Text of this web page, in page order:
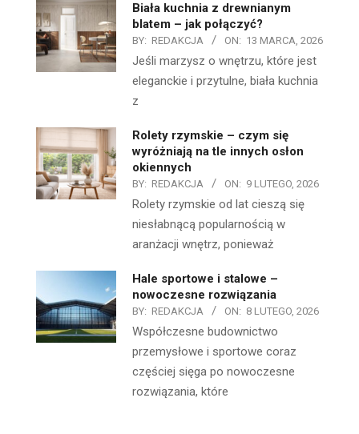
Biała kuchnia z drewnianym
blatem – jak połączyć?
BY: REDAKCJA ON: 13 MARCA, 2026
Jeśli marzysz o wnętrzu, które jest
eleganckie i przytulne, biała kuchnia
z
Rolety rzymskie – czym się
wyróżniają na tle innych osłon
okiennych
BY: REDAKCJA ON: 9 LUTEGO, 2026
Rolety rzymskie od lat cieszą się
niesłabnącą popularnością w
aranżacji wnętrz, ponieważ
Hale sportowe i stalowe –
nowoczesne rozwiązania
BY: REDAKCJA ON: 8 LUTEGO, 2026
Współczesne budownictwo
przemysłowe i sportowe coraz
częściej sięga po nowoczesne
rozwiązania, które